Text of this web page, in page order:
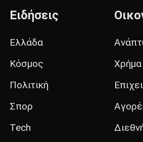
Ειδήσεις
Ελλάδα
Κόσμος
Πολιτική
Σπορ
Tech
Χρήμα